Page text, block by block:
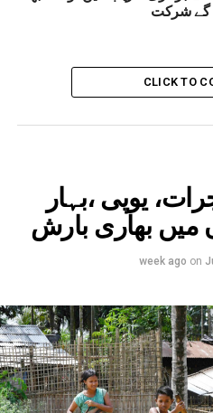
گے شرکت
CLICK TO
یوپی ،بہار
on